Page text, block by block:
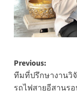
Post
Previous:
ทีมที่ปรึกษางานวิจั
รถไฟสายอีสานร